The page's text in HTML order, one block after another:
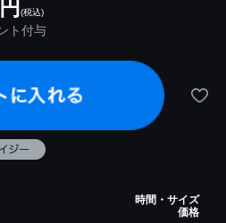
(税込)
ト付与
時間・サイズ
価格